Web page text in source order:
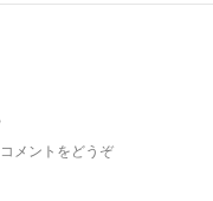
コメントをどうぞ